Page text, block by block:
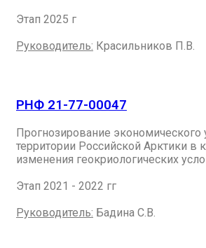
Этап 2025 г
Руководитель: Красильников П.В.
РНФ 21-77-00047
Прогнозирование экономического
территории Российской Арктики в
изменения геокриологических
Этап 2021 - 2022 гг
Руководитель: Бадина С.В.